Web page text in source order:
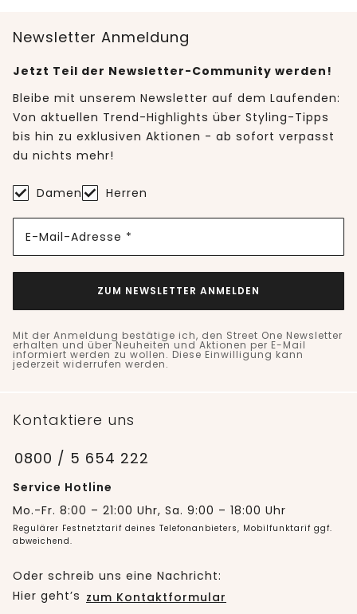
Newsletter Anmeldung
Jetzt Teil der Newsletter-Community werden!
Bleibe mit unserem Newsletter auf dem Laufenden:
Von aktuellen Trend-Highlights über Styling-Tipps
bis hin zu exklusiven Aktionen - ab sofort verpasst
du nichts mehr!
Damen Herren
E-Mail-Adresse *
ZUM NEWSLETTER ANMELDEN
Mit der Anmeldung bestätige ich, den Street One Newsletter
erhalten und über Neuheiten und Aktionen per E-Mail
informiert werden zu wollen. Diese Einwilligung kann
jederzeit widerrufen werden.
Kontaktiere uns
0800 / 5 654 222
Service Hotline
Mo.-Fr. 8:00 – 21:00 Uhr, Sa. 9:00 – 18:00 Uhr
Regulärer Festnetztarif deines Telefonanbieters, Mobilfunktarif ggf.
abweichend.
Oder schreib uns eine Nachricht:
Hier geht’s zum Kontaktformular